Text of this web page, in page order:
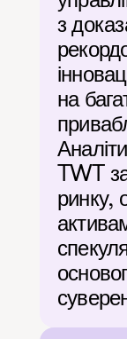
з
на
TWT
ринку,